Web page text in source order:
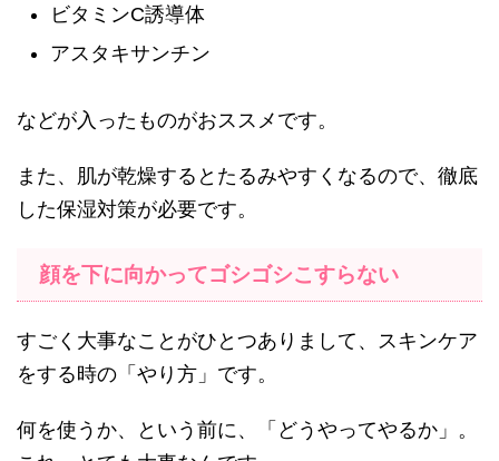
ビタミンC誘導体
アスタキサンチン
などが入ったものがおススメです。
また、肌が乾燥するとたるみやすくなるので、徹底
した保湿対策が必要です。
顔を下に向かってゴシゴシこすらない
すごく大事なことがひとつありまして、スキンケア
をする時の「やり方」です。
何を使うか、という前に、「どうやってやるか」。